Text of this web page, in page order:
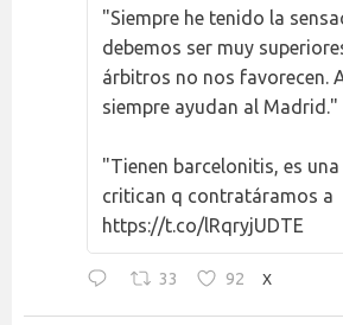
"Siempre he tenido la
debemos ser muy
árbitros no nos favorecen.
siempre ayudan al Madrid."
"Tienen barcelonitis, es
critican q contratáramos a
https://t.co/lRqryjUDTE
33 92 X